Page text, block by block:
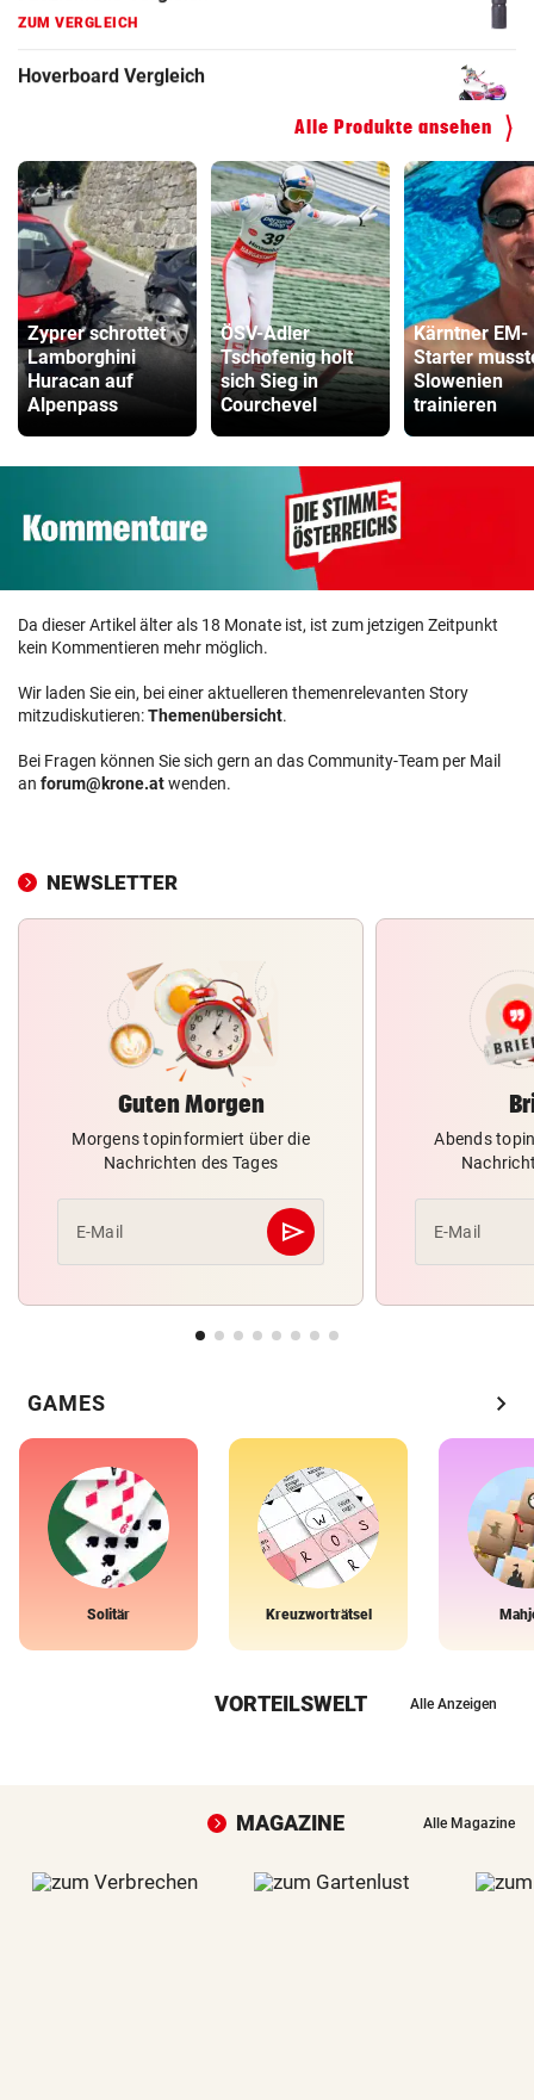
ZUM VERGLEICH
Alle Produkte ansehen
Zyprer schrottet
Lamborghini
Huracan auf
Alpenpass
ÖSV-Adler
Tschofenig holt
sich Sieg in
Courchevel
Kärntner EM-
Starter
Slowenien
trainieren
Da dieser Artikel älter als 18 Monate ist, ist zum jetzigen Zeitpunkt
kein Kommentieren mehr möglich.
Wir laden Sie ein, bei einer aktuelleren themenrelevanten Story
mitzudiskutieren:Themenübersicht.
Bei Fragen können Sie sich gern an das Community-Team per Mail
an forum@krone.atwenden.
NEWSLETTER
Guten Morgen
Morgens topinformiert über die
Nachrichten des Tages
E-Mail send
Abschicken
Abends
E-Mail
GAMES chevron_right
Solitär Kreuzworträtsel
VORTEILSWELT Alle Anzeigen
MAGAZINE Alle Magazine